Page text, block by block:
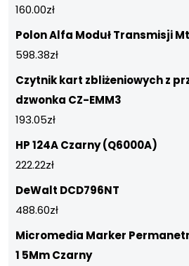
160.00zł
Polon Alfa Moduł Transmisji
598.38zł
Czytnik kart zbliżeniowych z
dzwonka CZ-EMM3
193.05zł
HP 124A Czarny (Q6000A)
222.22zł
DeWalt DCD796NT
488.60zł
Micromedia Marker
1 5Mm Czarny